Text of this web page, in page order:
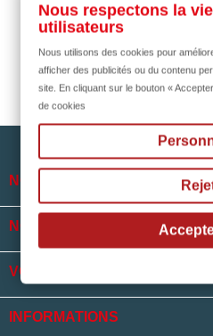
NOTRE SOCIÉTÉ
NOS HORAIRES
VOTRE COMPTE
INFORMATIONS
Nous respectons la
utilisateurs
Nous utilisons des cookies pour
afficher des publicités ou du contenu
site. En cliquant sur le bouton «
de cookies